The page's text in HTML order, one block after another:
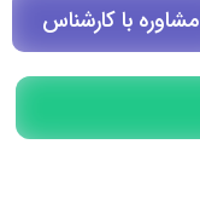
مشاوره با کارشناس
مشاوره در روبیکا
تلگرام